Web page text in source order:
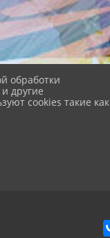
обработки
другие
cookies такие как